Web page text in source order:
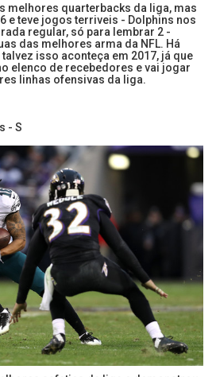
melhores quarterbacks da liga, mas
e teve jogos terriveis - Dolphins nos
regular, só para lembrar 2 -
das melhores arma da NFL. Há
isso aconteça em 2017, já que
elenco de recebedores e vai jogar
linhas ofensivas da liga.
- S